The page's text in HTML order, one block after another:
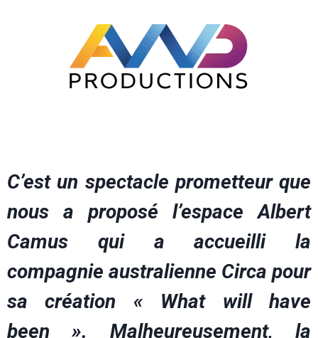
C’est un spectacle prometteur que
nous a proposé l’espace Albert
Camus qui a accueilli la
compagnie australienne Circa pour
sa création « What will have
been ». Malheureusement, la